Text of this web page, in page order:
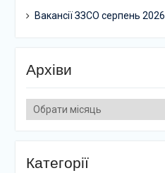
Вакансії ЗЗСО серпень 2026
Архіви
Архіви
Категорії